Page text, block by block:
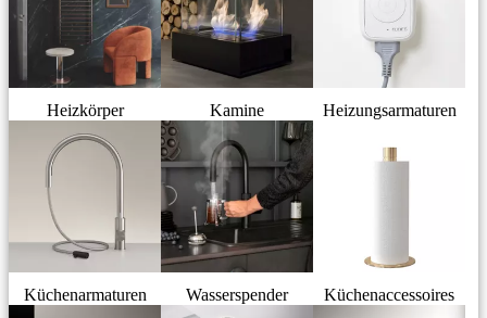
Heizkörper Kamine Heizungsarmaturen
Küchenarmaturen Wasserspender Küchenaccessoires